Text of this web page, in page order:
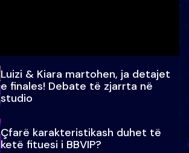
Luizi & Kiara martohen, ja detajet
e finales! Debate të zjarrta në
studio
Çfarë karakteristikash duhet të
ketë fituesi i BBVIP?